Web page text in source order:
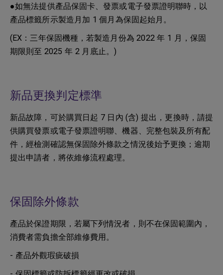
●如無法提供產品保固卡、發票或電子發票證明聯時，以
產品標籤所示製造月加 1 個月為保固起始月。
(EX：三年保固機種，若製造月份為 2022 年 1 月，保固
期限則至 2025 年 2 月底止。)
新品更換判定標準
新品故障，可於購買日起 7 日內 (含) 提出，更換時，請提
供購買發票或電子發票證明聯、機器、完整包裝及所有配
件，經檢測確認無保固除外條款之情況後始予更換；逾期
提出申請者，將依維修流程處理。
保固除外條款
產品於保證期限，若屬下列情況者，則不在保固範圍內，
消費者需負擔全部維修費用。
- 產品外觀瑕疵破損